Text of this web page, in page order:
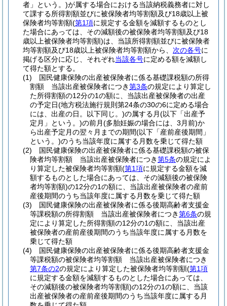
者」という。)が属する場合における当該納税義務者に対し
て課する所得割額並びに被保険者均等割額及び18歳以上被
保険者均等割額(第1項に規定する金額を減額するものとし
た場合にあっては、その減額後の被保険者均等割額及び18
歳以上被保険者均等割額)は、当該所得割額並びに被保険者
均等割額及び18歳以上被保険者均等割額から、 次の各号に
掲げる区分に応じ、それぞれ当該各号に定める額を減額し
て得た額とする。
(1)
国民健康保険の出産被保険者に係る基礎課税額の所得
割額 当該出産被保険者につき第3条の規定により算定し
た所得割額の12分の1の額に、当該出産被保険者の出産
の予定日(地方税法施行規則第24条の30の6に定める場合
には、出産の日。以下同じ。)の属する月(以下「出産予
定月」という。)の前月(多胎妊娠の場合には、3月前)か
ら出産予定月の翌々月までの期間(以下「産前産後期間」
という。)のうち当該年度に属する月数を乗じて得た額
(2)
国民健康保険の出産被保険者に係る基礎課税額の被保
険者均等割額 当該出産被保険者につき第5条の規定によ
り算定した被保険者均等割額(第1項に規定する金額を減
額するものとした場合にあっては、その減額後の被保険
者均等割額)の12分の1の額に、当該出産被保険者の産前
産後期間のうち当該年度に属する月数を乗じて得た額
(3)
国民健康保険の出産被保険者に係る後期高齢者支援金
等課税額の所得割額 当該出産被保険者につき第6条の規
定により算定した所得割額の12分の1の額に、当該出産
被保険者の産前産後期間のうち当該年度に属する月数を
乗じて得た額
(4)
国民健康保険の出産被保険者に係る後期高齢者支援金
等課税額の被保険者均等割額 当該出産被保険者につき
第7条の2の規定により算定した被保険者均等割額(第1項
に規定する金額を減額するものとした場合にあっては、
その減額後の被保険者均等割額)の12分の1の額に、当該
出産被保険者の産前産後期間のうち当該年度に属する月